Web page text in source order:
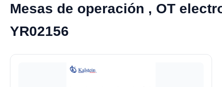
Mesas de operación , OT
YR02156